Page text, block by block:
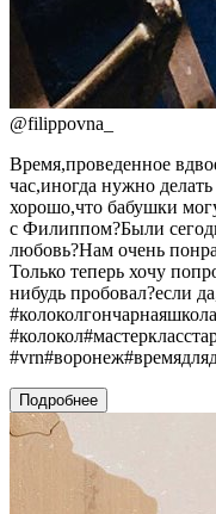
@filippovna_
Время,проведенное
час,иногда нужно
хорошо,что бабушки
с Филиппом?Были
любовь?Нам очень
Только теперь хочу
нибудь пробовал?если
#колоколгончарнаяшкола
Подробнее